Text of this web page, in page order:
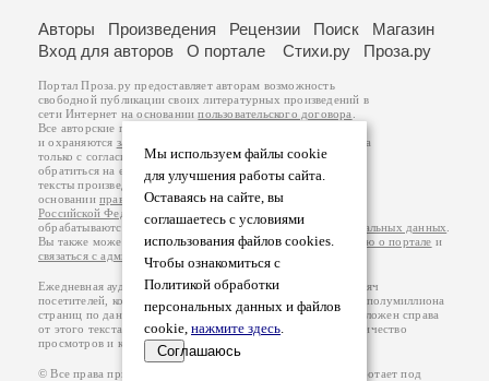
Мы используем файлы cookie
для улучшения работы сайта.
Оставаясь на сайте, вы
соглашаетесь с условиями
использования файлов cookies.
Чтобы ознакомиться с
Политикой обработки
персональных данных и файлов
cookie, нажмите здесь.
Соглашаюсь
Авторы Произведения Рецензии Поиск
Магазин
Вход для авторов
О портале Стихи.ру Проза.ру
Портал Проза.ру предоставляет авторам возможность
свободной публикации своих литературных произведений в
сети Интернет на основаниипользовательского договора
Все авторские права на произведения принадлежат авторам
и охраняются законом
. Перепечатка произведений возможна
только с согласия его автора, к которому вы можете
обратиться на его авторской странице. Ответственность за
тексты произведений авторы несут самостоятельно на
основанииправил публикацииизаконодательства
Российской Федерации
обрабатываются на основанииПолитики обработки персональных данных
Вы также можете посмотреть более подробнуюинформацию о портале и
связаться с администрацией
Ежедневная аудитория портала Проза.ру – порядка 100 тысяч
посетителей, которые в общей сумме просматривают более полумиллиона
страниц по данным счетчика посещаемости, который расположен справа
от этого текста. В каждой графе указано по две цифры: количество
просмотров и количество посетителей.
© Все права принадлежат авторам, 2000-2026. Портал работает под